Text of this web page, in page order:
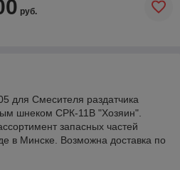
руб.
для Смесителя раздатчика
шнеком СРК-11В "Хозяин".
запасных частей
в Минске. Возможна доставка по